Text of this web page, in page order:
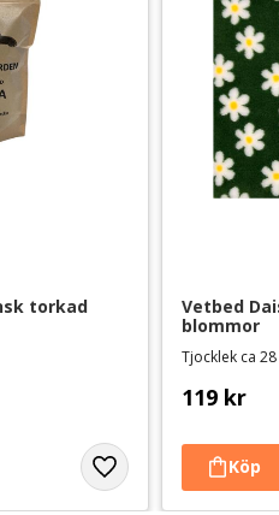
torkad
Vetbed
blommor
Tjocklek ca
119 kr